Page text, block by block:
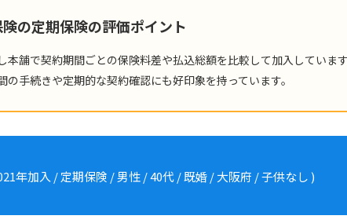
の定期保険の評価ポイント
舗で契約期間ごとの保険料差や払込総額を比較して加入していま
手続きや定期的な契約確認にも好印象を持っています。
年加入 / 定期保険 / 男性 / 40代 / 既婚 / 大阪府 / 子供なし )